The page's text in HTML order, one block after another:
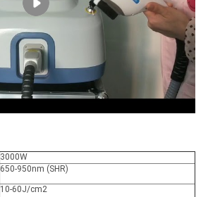
3000W
650-950nm (SHR)
10-60J/cm2